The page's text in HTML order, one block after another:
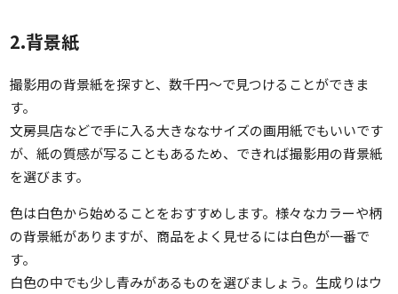
2.背景紙
撮影用の背景紙を探すと、数千円〜で見つけることができま
す。
文房具店などで手に入る大きななサイズの画用紙でもいいです
が、紙の質感が写ることもあるため、できれば撮影用の背景紙
を選びます。
色は白色から始めることをおすすめします。様々なカラーや柄
の背景紙がありますが、商品をよく見せるには白色が一番で
す。
白色の中でも少し青みがあるものを選びましょう。生成りはウ